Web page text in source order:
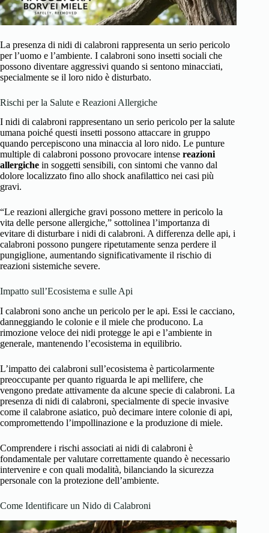
La presenza di nidi di calabroni rappresenta un serio pericolo
per l’uomo e l’ambiente. I calabroni sono insetti sociali che
possono diventare aggressivi quando si sentono minacciati,
specialmente se il loro nido è disturbato.
Rischi per la Salute e Reazioni Allergiche
I nidi di calabroni rappresentano un serio pericolo per la salute
umana poiché questi insetti possono attaccare in gruppo
quando percepiscono una minaccia al loro nido. Le punture
multiple di calabroni possono provocare intense reazioni
allergiche in soggetti sensibili, con sintomi che vanno dal
dolore localizzato fino allo shock anafilattico nei casi più
gravi.
“Le reazioni allergiche gravi possono mettere in pericolo la
vita delle persone allergiche,” sottolinea l’importanza di
evitare di disturbare i nidi di calabroni. A differenza delle api, i
calabroni possono pungere ripetutamente senza perdere il
pungiglione, aumentando significativamente il rischio di
reazioni sistemiche severe.
Impatto sull’Ecosistema e sulle Api
I calabroni sono anche un pericolo per le api. Essi le cacciano,
danneggiando le colonie e il miele che producono. La
rimozione veloce dei nidi protegge le api e l’ambiente in
generale, mantenendo l’ecosistema in equilibrio.
L’impatto dei calabroni sull’ecosistema è particolarmente
preoccupante per quanto riguarda le api mellifere, che
vengono predate attivamente da alcune specie di calabroni. La
presenza di nidi di calabroni, specialmente di specie invasive
come il calabrone asiatico, può decimare intere colonie di api,
compromettendo l’impollinazione e la produzione di miele.
Comprendere i rischi associati ai nidi di calabroni è
fondamentale per valutare correttamente quando è necessario
intervenire e con quali modalità, bilanciando la sicurezza
personale con la protezione dell’ambiente.
Come Identificare un Nido di Calabroni